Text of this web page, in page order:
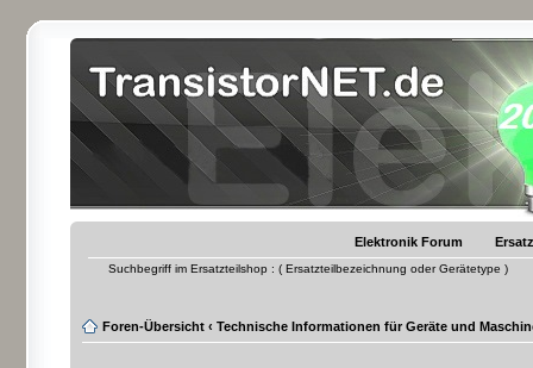
Elektronik Forum
Suchbegriff im Ersatzteilshop : ( Ersatzteilbezeichnung oder Gerätetype )
Foren-Übersicht ‹ Technische Informationen für Geräte und